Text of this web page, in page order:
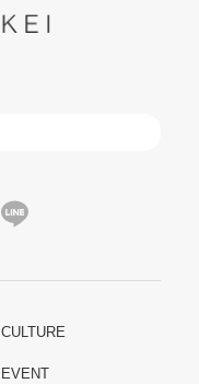
CULTURE
EVENT